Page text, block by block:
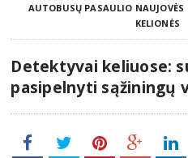
AUTOBUSŲ PASAULIO NAUJOVĖS
KELIONĖS
Detektyvai keliuose:
pasipelnyti sąžiningų